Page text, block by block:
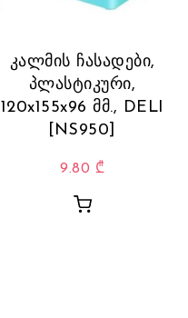
კალმის ჩასადები,
პლასტიკური,
120x155x96 მმ., DELI
[NS950]
9.80 ₾